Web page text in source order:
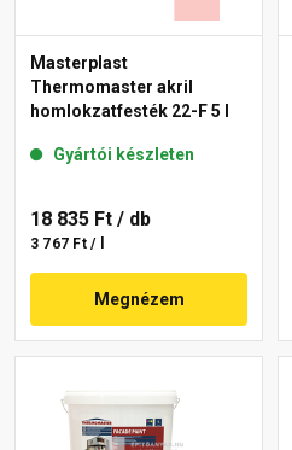
Masterplast
Thermomaster akril
homlokzatfesték 22-F 5 l
Gyártói készleten
18 835 Ft / db
3 767 Ft / l
Megnézem